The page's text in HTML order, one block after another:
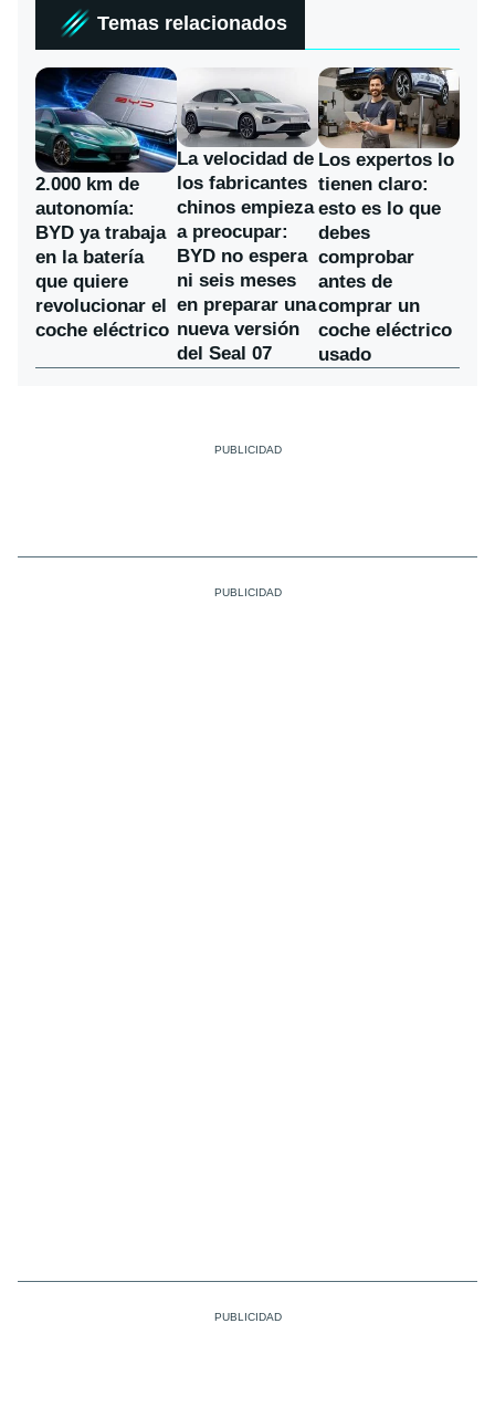
Temas relacionados
2.000 km de
autonomía:
BYD ya trabaja
en la batería
que quiere
revolucionar el
coche eléctrico
La velocidad de
los fabricantes
chinos empieza
a preocupar:
BYD no espera
ni seis meses
en preparar una
nueva versión
del Seal 07
Los expertos lo
tienen claro:
esto es lo que
debes
comprobar
antes de
comprar un
coche eléctrico
usado